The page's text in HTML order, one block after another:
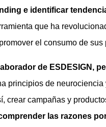
e identificar
que ha
el consumo de sus
de ESDESIGN,
principios de
crear campañas y
las razones